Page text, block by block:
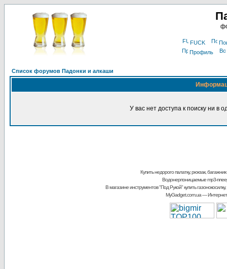
FUCK
Профиль
Список форумов Падонки и алкаши
У вас нет доступа к поиску ни в
Купить недорого палатку, рюкзак, багажник
Водонерпоницаемые mp3-
В магазине инструментов "Под Рукой"купить
MyGadget.com.ua—